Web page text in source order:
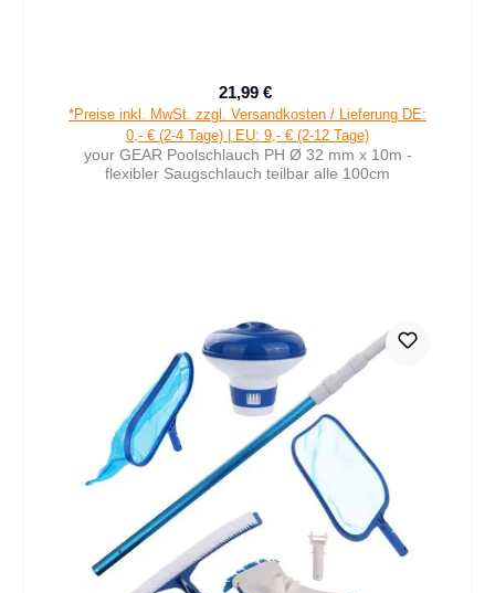
Verkaufspreis:
21,99 €
*Preise inkl. MwSt. zzgl. Versandkosten / Lieferung DE:
0,- € (2-4 Tage) | EU: 9,- € (2-12 Tage)
your GEAR Poolschlauch PH Ø 32 mm x 10m -
flexibler Saugschlauch teilbar alle 100cm